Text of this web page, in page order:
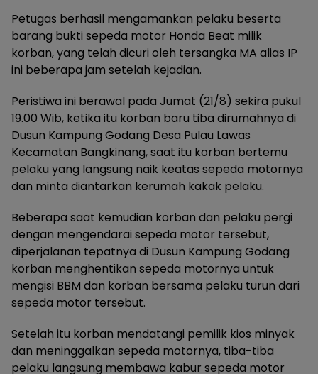
Petugas berhasil mengamankan pelaku beserta
barang bukti sepeda motor Honda Beat milik
korban, yang telah dicuri oleh tersangka MA alias IP
ini beberapa jam setelah kejadian.
Peristiwa ini berawal pada Jumat (21/8) sekira pukul
19.00 Wib, ketika itu korban baru tiba dirumahnya di
Dusun Kampung Godang Desa Pulau Lawas
Kecamatan Bangkinang, saat itu korban bertemu
pelaku yang langsung naik keatas sepeda motornya
dan minta diantarkan kerumah kakak pelaku.
Beberapa saat kemudian korban dan pelaku pergi
dengan mengendarai sepeda motor tersebut,
diperjalanan tepatnya di Dusun Kampung Godang
korban menghentikan sepeda motornya untuk
mengisi BBM dan korban bersama pelaku turun dari
sepeda motor tersebut.
Setelah itu korban mendatangi pemilik kios minyak
dan meninggalkan sepeda motornya, tiba-tiba
pelaku langsung membawa kabur sepeda motor